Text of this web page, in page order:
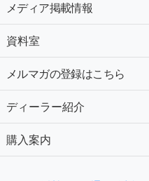
メディア掲載情報
資料室
メルマガの登録はこちら
ディーラー紹介
購入案内